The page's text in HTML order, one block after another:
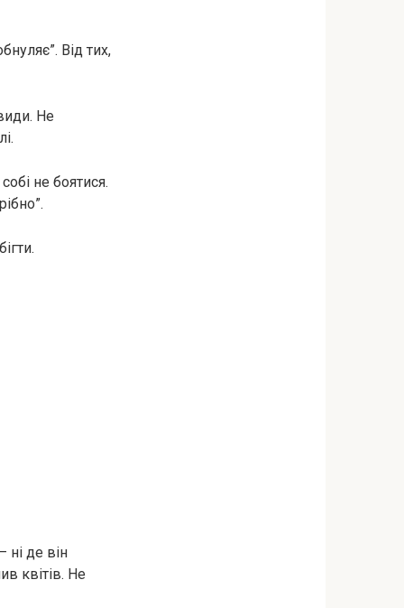
Від тих,
Не
не боятися.
ні де він
квітів. Не